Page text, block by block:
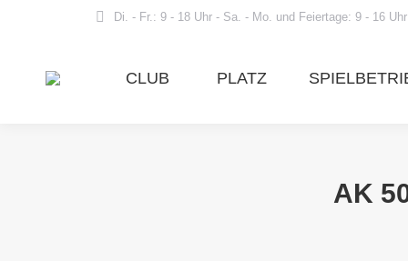
Di. - Fr.: 9 - 18 Uhr - Sa. - Mo. und Feiertage: 9 - 16 Uhr
CLUB PLATZ
AK